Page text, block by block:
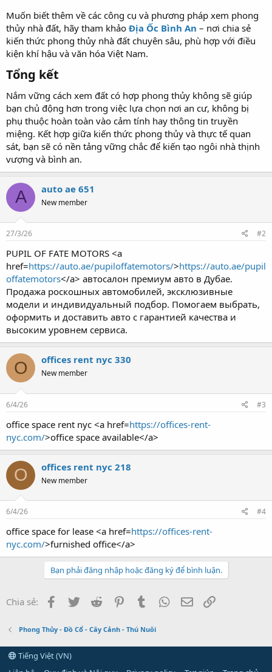
Muốn biết thêm về các công cụ và phương pháp xem phong
thủy nhà đất, hãy tham khảo Địa Ốc Bình An – nơi chia sẻ
kiến thức phong thủy nhà đất chuyên sâu, phù hợp với điều
kiện khí hậu và văn hóa Việt Nam.
Tổng kết​
Nắm vững cách xem đất có hợp phong thủy không sẽ giúp
bạn chủ động hơn trong việc lựa chọn nơi an cư, không bị
phụ thuộc hoàn toàn vào cảm tính hay thông tin truyền
miệng. Kết hợp giữa kiến thức phong thủy và thực tế quan
sát, bạn sẽ có nền tảng vững chắc để kiến tạo ngôi nhà thịnh
vượng và bình an.
A auto ae 651
New member
27/3/26 #2
PUPIL OF FATE MOTORS <a
href=https://auto.ae/pupiloffatemotors/>https://auto.ae/pupil
offatemotors</a> автосалон премиум авто в Дубае.
Продажа роскошных автомобилей, эксклюзивные
модели и индивидуальный подбор. Помогаем выбрать,
оформить и доставить авто с гарантией качества и
высоким уровнем сервиса.
O offices rent nyc 330
New member
6/4/26 #3
office space rent nyc <a href=https://offices-rent-
nyc.com/>office space available</a>
O offices rent nyc 218
New member
6/4/26 #4
office space for lease <a href=https://offices-rent-
nyc.com/>furnished office</a>
Bạn phải đăng nhập hoặc đăng ký để bình luận.
Chia sẻ: Facebook
Twitter Reddit PinterestTumblr WhatsApp
Email
Phong Thủy - Đồ Cổ - Cây Cảnh - Thú Nuôi
Tiếng Việt (VN)